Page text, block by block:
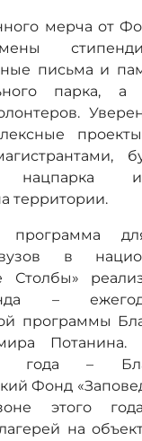
мерча от
письма и
парка, а
нацпарка
территории.
программа
в
Столбы»
–
программы
Потанина.
–
Фонд
этого
на